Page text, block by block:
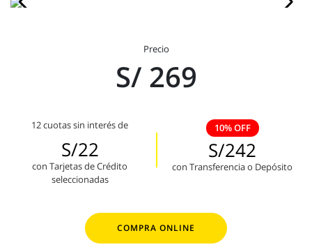
Precio
S/ 269
12 cuotas sin interés de
S/22
con Tarjetas de Crédito
seleccionadas
10% OFF
S/242
con Transferencia o Depósito
COMPRA ONLINE